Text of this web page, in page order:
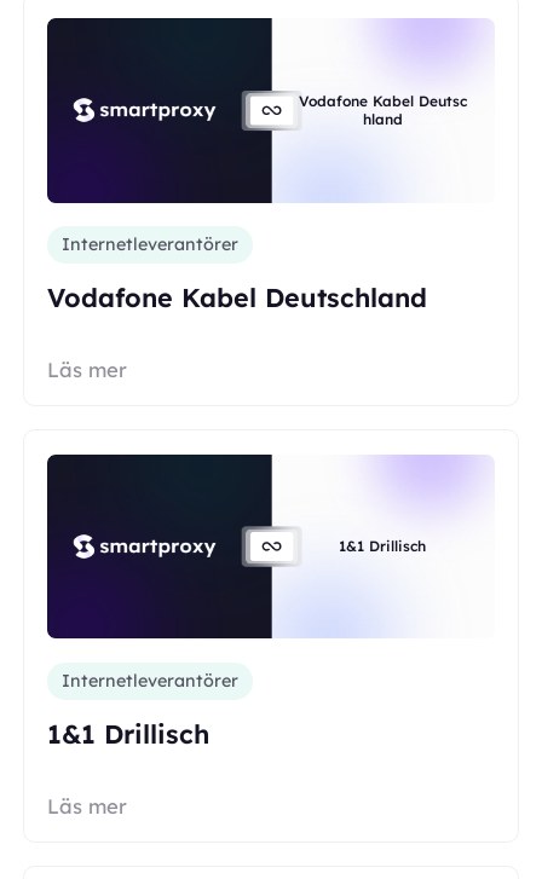
Vodafone Kabel Deutsc
hland
Internetleverantörer
Vodafone Kabel Deutschland
Läs mer
1&1 Drillisch
Internetleverantörer
1&1 Drillisch
Läs mer